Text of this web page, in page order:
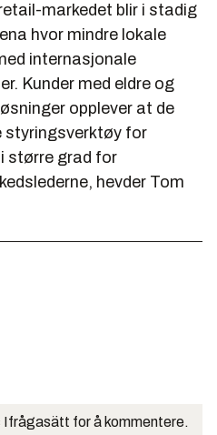
markedet blir i stadig
hvor mindre lokale
internasjonale
Kunder med eldre og
opplever at de
styringsverktøy for
større grad for
hevder Tom
for å kommentere.